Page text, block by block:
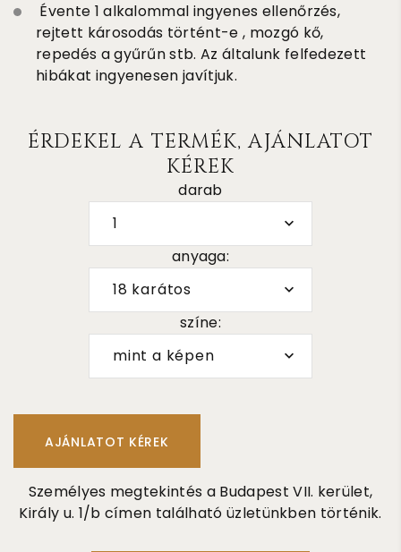
Évente 1 alkalommal ingyenes ellenőrzés,
rejtett károsodás történt-e , mozgó kő,
repedés a gyűrűn stb. Az általunk felfedezett
hibákat ingyenesen javítjuk.
ÉRDEKEL A TERMÉK, AJÁNLATOT
KÉREK
darab
1
anyaga:
18 karátos
színe:
mint a képen
Személyes megtekintés a Budapest VII. kerület,
Király u. 1/b címen található üzletünkben történik.